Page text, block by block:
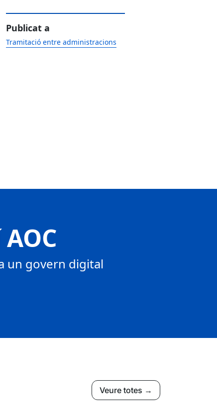
Publicat a
Tramitació entre administracions
un govern digital
Veure totes →